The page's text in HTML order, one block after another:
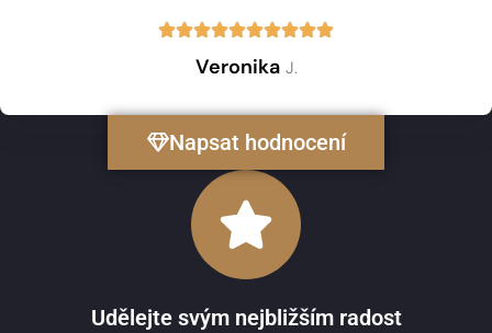
Veronika J.
Napsat hodnocení
Udělejte svým nejbližším radost